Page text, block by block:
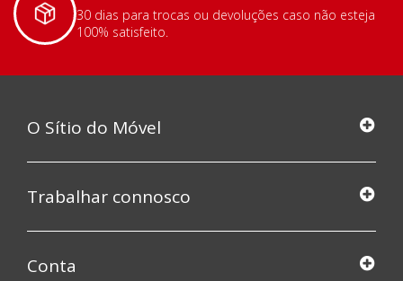
30 dias para trocas ou devoluções caso não esteja
100% satisfeito.
O Sítio do Móvel
Trabalhar connosco
Conta